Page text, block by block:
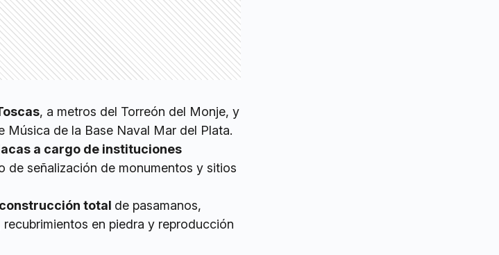
, a metros del Torreón del Monje, y
Música de la Base Naval Mar del Plata.
a cargo de instituciones
de señalización de monumentos y sitios
total de pasamanos,
en piedra y reproducción